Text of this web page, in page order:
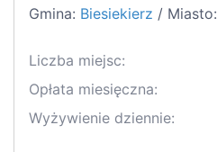
Gmina: Biesiekierz / Miasto:
Liczba miejsc:
Opłata miesięczna:
Wyżywienie dziennie: